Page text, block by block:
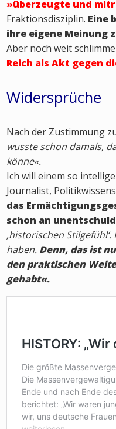
»überzeugte und
Fraktionsdisziplin. Eine
ihre eigene Meinung
Aber noch weit
Reich als Akt gegen
Widersprüche
Nach der Zustimmung
wusste schon damals,
könne«.
Ich will einem so
Journalist,
das
schon an
‚historischen
haben. Denn, das ist
den praktischen
gehabt«.